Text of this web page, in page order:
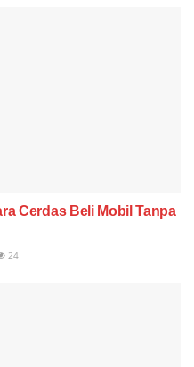
Cerdas Beli Mobil Tanpa
24